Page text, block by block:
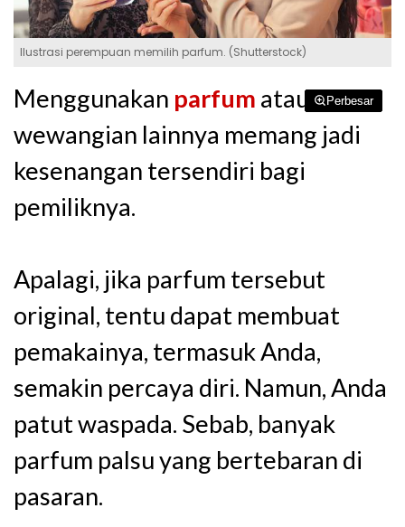
Ilustrasi perempuan memilih parfum. (Shutterstock)
Menggunakan parfum atau
wewangian lainnya memang jadi
kesenangan tersendiri bagi
pemiliknya.
Apalagi, jika parfum tersebut
original, tentu dapat membuat
pemakainya, termasuk Anda,
semakin percaya diri. Namun, Anda
patut waspada. Sebab, banyak
parfum palsu yang bertebaran di
pasaran.
Perbesar
Perbesar
Perbesar
Perbesar
Perbesar
Perbesar
Perbesar
Perbesar
Perbesar